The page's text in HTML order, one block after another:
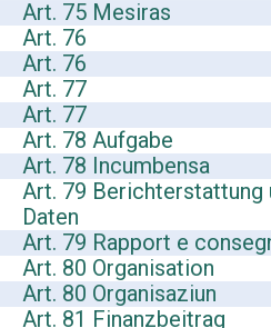
Art. 75 Mesiras
Art. 76
Art. 76
Art. 77
Art. 77
Art. 78 Aufgabe
Art. 78 Incumbensa
Art. 79 Berichterstattung
Daten
Art. 79 Rapport e
Art. 80 Organisation
Art. 80 Organisaziun
Art. 81 Finanzbeitrag